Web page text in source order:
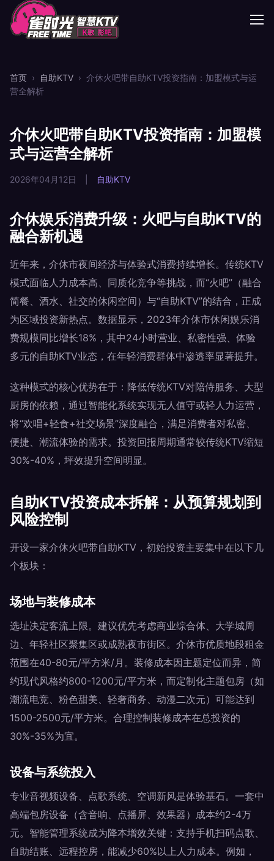
首页 › 自助KTV › 介休火吧带自助KTV投资指南：加盟模式与运
营全解析
介休火吧带自助KTV投资指南：加盟模
式与运营全解析
2026年04月12日 自助KTV
介休娱乐消费升级：火吧与自助KTV的
融合新机遇
近年来，介休市夜间经济与体验式消费持续增长。传统KTV
模式面临人力成本高、同质化竞争等挑战，而“火吧”（融合
简餐、酒水、社交的休闲空间）与“自助KTV”的结合，正成
为区域投资新热点。数据显示，2023年介休市休闲娱乐消
费规模同比增长18%，其中24小时营业、私密性强、体验
多元的自助KTV业态，在年轻消费群体中渗透率显著提升。
这种模式的核心优势在于：降低传统KTV对陪侍服务、大型
厨房的依赖，通过智能化系统实现无人值守或轻人力运营，
将“欢唱+轻食+社交场景”深度融合，满足消费者对私密、
便捷、潮流体验的需求。投资回报周期通常较传统KTV缩短
30%-40%，坪效提升空间明显。
自助KTV投资成本拆解：从预算规划到
风险控制
开设一家介休火吧带自助KTV，初始投资主要集中在以下几
个板块：
场地与装修成本
选址决定客流上限。建议优先考虑商业综合体、大学城周
边、年轻社区聚集区或成熟夜市街区。介休市优质地段租金
范围在40-80元/平方米/月。装修成本因主题定位而异，简
约现代风格约800-1200元/平方米，而定制化主题包房（如
潮流电竞、粉色甜美、轻奢商务、动漫二次元）可能达到
1500-2500元/平方米。合理控制装修成本在总投资的
30%-35%为宜。
设备与系统投入
专业音视频设备、点歌系统、空调新风是体验基石。一套中
高端包房设备（含音响、点播屏、效果器）成本约2-4万
元。智能管理系统成为降本增效关键：支持手机扫码点歌、
自助结账、远程控房，能减少60%以上人力成本。例如，